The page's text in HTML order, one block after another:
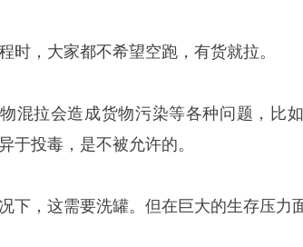
时，大家都不希望空跑，有货就拉。
混拉会造成货物污染等各种问题，比
于投毒，是不被允许的。
下，这需要洗罐。但在巨大的生存压力